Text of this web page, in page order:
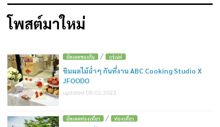
โพสต์มาใหม่
อัพเดตของกิน / กูร์เม่ต์
ชิมผลไม้ฉ่ำๆ กันที่งาน ABC Cooking Studio X
JFOODO
updated 08.02.2022
อัพเดตท่องเที่ยว / ท่องเที่ยว